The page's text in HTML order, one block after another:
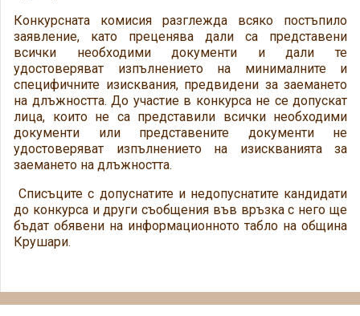
Конкурсната комисия разглежда всяко постъпило
заявление, като преценява дали са представени
всички необходими документи и дали те
удостоверяват изпълнението на минималните и
специфичните изисквания, предвидени за заемането
на длъжността. До участие в конкурса не се допускат
лица, които не са представили всички необходими
документи или представените документи не
удостоверяват изпълнението на изискванията за
заемането на длъжността.
Списъците с допуснатите и недопуснатите кандидати
до конкурса и други съобщения във връзка с него ще
бъдат обявени на информационното табло на община
Крушари.